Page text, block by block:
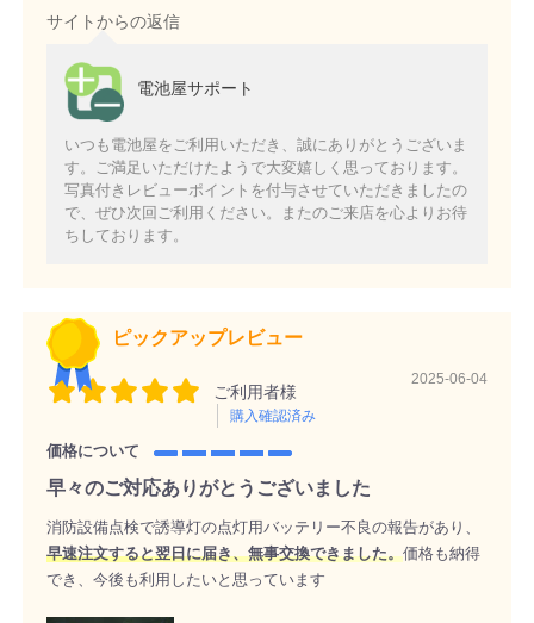
サイトからの返信
電池屋サポート
いつも電池屋をご利用いただき、誠にありがとうございま
す。ご満足いただけたようで大変嬉しく思っております。
写真付きレビューポイントを付与させていただきましたの
で、ぜひ次回ご利用ください。またのご来店を心よりお待
ちしております。
ピックアップレビュー
ご利用者様
購入確認済み
2025-06-04
価格について
早々のご対応ありがとうございました
消防設備点検で誘導灯の点灯用バッテリー不良の報告があり、
早速注文すると翌日に届き、無事交換できました。価格も納得
でき、今後も利用したいと思っています